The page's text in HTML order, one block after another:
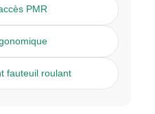
PMR
fauteuil roulant